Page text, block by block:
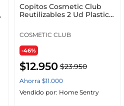
Copitos Cosmetic Club
Reutilizables 2 Ud Plastico
COSMETIC CLUB
-46%
$12.950 $23.950
Ahorra $11.000
Vendido por: Home Sentry